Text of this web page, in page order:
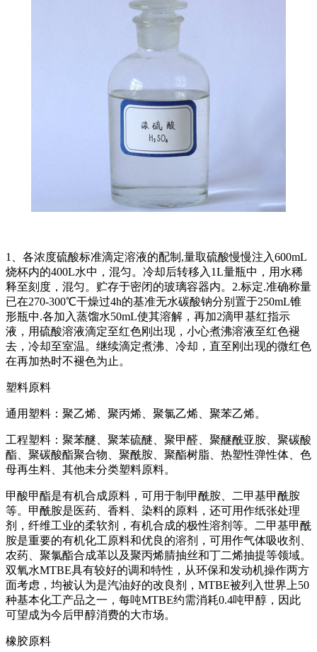
1、各浓度硫酸标准滴定溶液的配制,量取硫酸慢慢注入600mL
烧杯内的400L水中，混匀。冷却后转移入1L量瓶中，用水稀
释至刻度，混匀。贮存于密闭的玻璃容器内。2.标定.准确称量
已在270-300℃干燥过4h的基准无水碳酸钠分别置于250mL锥
形瓶中.各加入蒸馏水50mL使其溶解，再加2滴甲基红指示
液，用硫酸溶液滴定至红色刚出现，小心煮沸溶液至红色褪
去，冷却至室温。继续滴定煮沸、冷却，直至刚出现的微红色
在再加热时不褪色为止。
塑料原料
通用塑料：聚乙烯、聚丙烯、聚氯乙烯、聚苯乙烯。
工程塑料：聚苯醚、聚苯硫醚、聚甲醛、聚醚酰亚胺、聚碳酸
酯、聚碳酸酯聚合物、聚酰胺、聚酯树脂、热塑性弹性体、色
母再生料、其他未分类塑料原料。
甲酸甲酯是有机合成原料，可用于制甲酰胺、二甲基甲酰胺
等。甲酰胺是医药、香料、染料的原料，还可用作纸张处理
剂，纤维工业的柔软剂，有机合成的极性溶剂等。二甲基甲酰
胺是重要的有机化工原料和优良的溶剂，可用作气体吸收剂、
农药、聚氯酯合成革以及聚丙烯腈抽丝和丁二烯抽提等领域。
双氧水MTBE具有较好的调和特性，从环保和发动机操作两方
面考虑，均被认为是汽油好的改良剂，MTBE被列入世界上50
种基本化工产品之一，每吨MTBE约需消耗0.4吨甲醇，因此
可望成为今后甲醇消费的大市场。
橡胶原料